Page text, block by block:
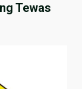
Tewas